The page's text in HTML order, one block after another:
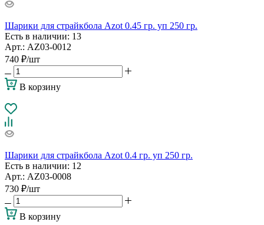
Шарики для страйкбола Azot 0.45 гр. уп 250 гр.
Есть в наличии: 13
Арт.: AZ03-0012
740 ₽/шт
В корзину
Шарики для страйкбола Azot 0.4 гр. уп 250 гр.
Есть в наличии: 12
Арт.: AZ03-0008
730 ₽/шт
В корзину